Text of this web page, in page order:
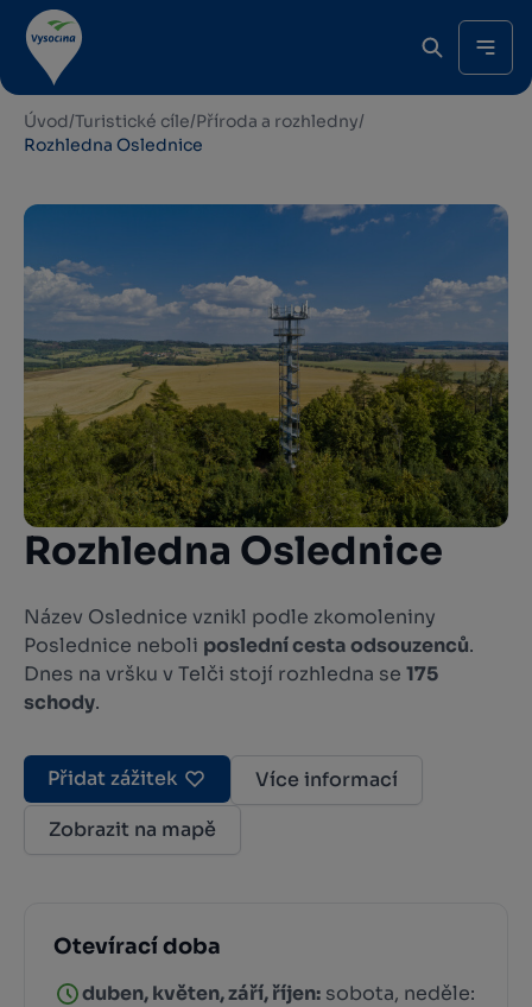
Úvod/Turistické cíle/Příroda a rozhledny/
Rozhledna Oslednice
Rozhledna Oslednice
Název Oslednice vznikl podle zkomoleniny
Poslednice neboli poslední cesta odsouzenců.
Dnes na vršku v Telči stojí rozhledna se 175
schody.
Přidat zážitek
Více informací
Zobrazit na mapě
Otevírací doba
duben, květen, září, říjen: sobota, neděle: